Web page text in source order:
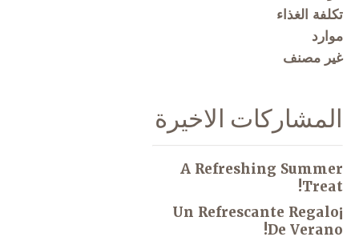
تكلفة الغذاء
موارد
غير مصنف
المشاركات الاخيرة
A Refreshing Summer
Treat!
¡Un Refrescante Regalo
De Verano!